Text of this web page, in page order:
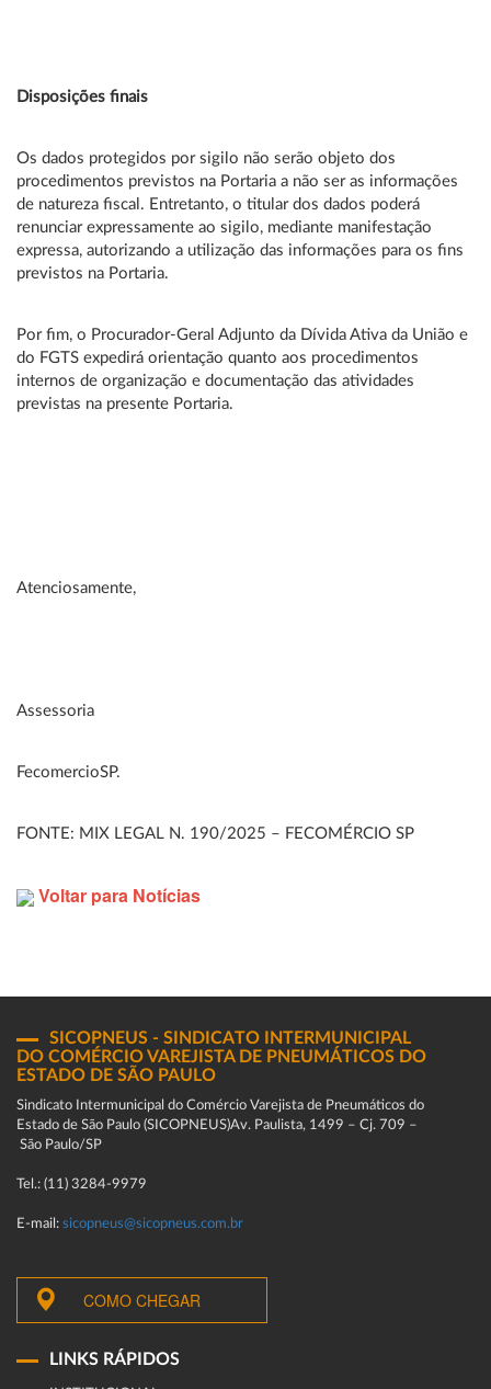
Disposições finais
Os dados protegidos por sigilo não serão objeto dos
procedimentos previstos na Portaria a não ser as informações
de natureza fiscal. Entretanto, o titular dos dados poderá
renunciar expressamente ao sigilo, mediante manifestação
expressa, autorizando a utilização das informações para os fins
previstos na Portaria.
Por fim, o Procurador-Geral Adjunto da Dívida Ativa da União e
do FGTS expedirá orientação quanto aos procedimentos
internos de organização e documentação das atividades
previstas na presente Portaria.
Atenciosamente,
Assessoria
FecomercioSP.
FONTE: MIX LEGAL N. 190/2025 – FECOMÉRCIO SP
Voltar para Notícias
SICOPNEUS - SINDICATO INTERMUNICIPAL
DO COMÉRCIO VAREJISTA DE PNEUMÁTICOS DO
ESTADO DE SÃO PAULO
Sindicato Intermunicipal do Comércio Varejista de Pneumáticos do
Estado de São Paulo (SICOPNEUS)Av. Paulista, 1499 – Cj. 709 –
São Paulo/SP
Tel.: (11) 3284-9979
E-mail: sicopneus@sicopneus.com.br
COMO CHEGAR
LINKS RÁPIDOS